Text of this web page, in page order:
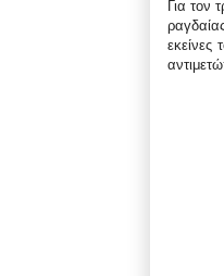
Για τον
εκείνες